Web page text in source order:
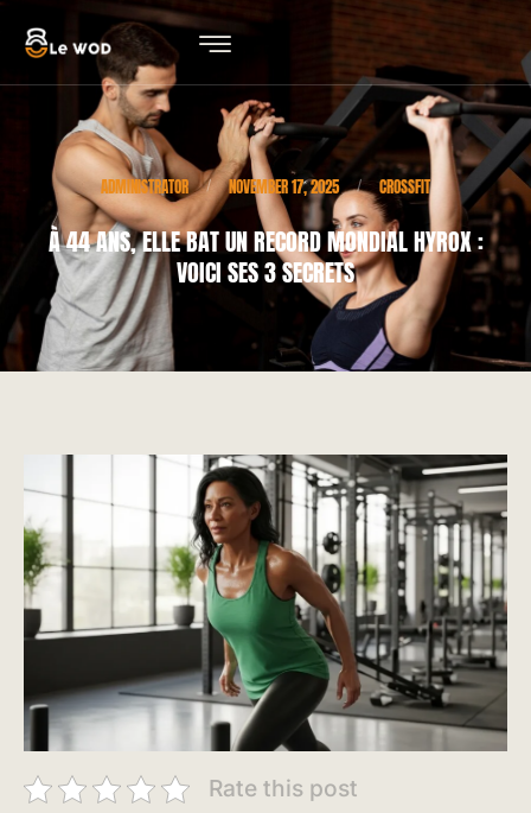
ADMINISTRATOR / NOVEMBER 17, 2025 / CROSSFIT
À 44 ANS, ELLE BAT UN RECORD MONDIAL HYROX :
VOICI SES 3 SECRETS
Rate this post